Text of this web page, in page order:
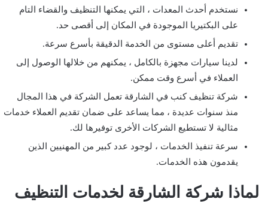
نستخدم أحدث المعدات ، التي يمكنها التنظيف والقضاء التام
على البكتيريا الموجودة في المكان إلى أقصى حد.
تقديم أعلى مستوى من الخدمة الدقيقة بأسرع سرعة.
لدينا سيارات مجهزة بالكامل ، يمكنهم من خلالها الوصول إلى
العملاء في أسرع وقت ممكن.
شركة تنظيف كنب في الشارقة تعمل الشركة في هذا المجال
منذ سنوات عديدة ، مما يساعد على ضمان تقديم العملاء خدمات
مثالية لا تستطيع الشركات الأخرى توفيرها لك.
سرعة تنفيذ الخدمات ، لوجود عدد كبير من المهنيين الذين
يقدمون هذه الخدمات.
لماذا شركة الشارقة لخدمات التنظيف